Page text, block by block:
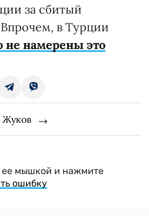
за сбитый
в Турции
не намерены это
Жуков
ее мышкой и нажмите
ошибку